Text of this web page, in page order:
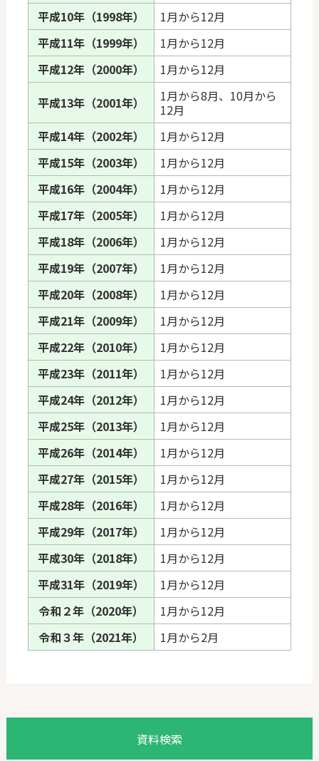
平成10年（1998年）
1月から12月
平成11年（1999年）
1月から12月
平成12年（2000年）
1月から12月
平成13年（2001年）
1月から8月、10月から
12月
平成14年（2002年）
1月から12月
平成15年（2003年）
1月から12月
平成16年（2004年）
1月から12月
平成17年（2005年）
1月から12月
平成18年（2006年）
1月から12月
平成19年（2007年）
1月から12月
平成20年（2008年）
1月から12月
平成21年（2009年）
1月から12月
平成22年（2010年）
1月から12月
平成23年（2011年）
1月から12月
平成24年（2012年）
1月から12月
平成25年（2013年）
1月から12月
平成26年（2014年）
1月から12月
平成27年（2015年）
1月から12月
平成28年（2016年）
1月から12月
平成29年（2017年）
1月から12月
平成30年（2018年）
1月から12月
平成31年（2019年）
1月から12月
令和２年（2020年）
1月から12月
令和３年（2021年）
1月から2月
資料検索